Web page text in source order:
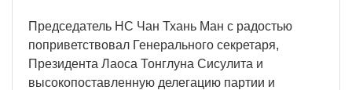
Председатель НС Чан Тхань Ман с радостью
поприветствовал Генерального секретаря,
Президента Лаоса Тонглуна Сисулита и
высокопоставленную делегацию партии и